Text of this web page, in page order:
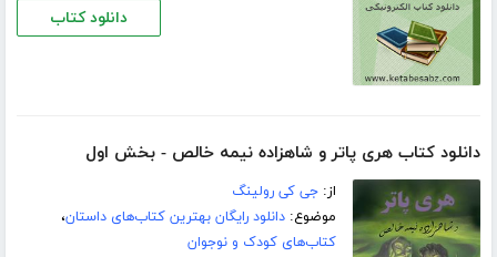
دانلود کتاب
دانلود کتاب هری پاتر و شاهزاده نیمه خالص - بخش اول
از:جی کی رولینگ
موضوع:دانلود رایگان بهترین کتاب‌های داستان،
کتاب‌های کودک و نوجوان